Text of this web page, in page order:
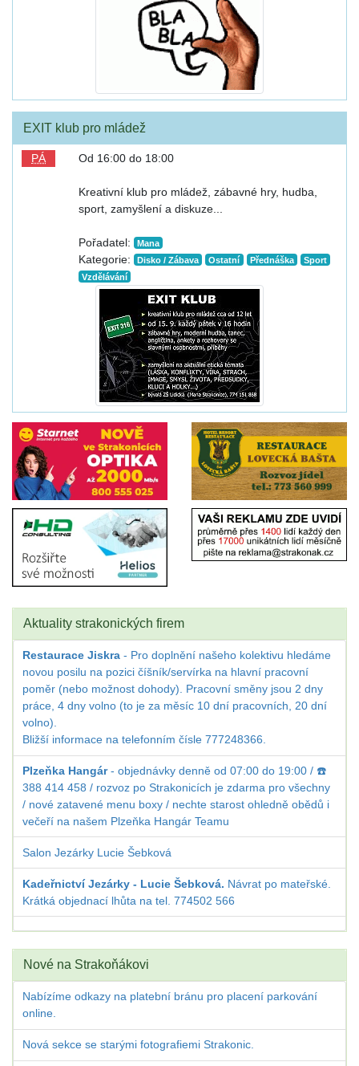
EXIT klub pro mládež
PÁ Od 16:00 do 18:00
Kreativní klub pro mládež, zábavné hry, hudba,
sport, zamyšlení a diskuze...
Pořadatel: Mana
Kategorie: Disko / Zábava Ostatní Přednáška
Sport
Vzdělávání
Aktuality strakonických firem
Restaurace Jiskra - Pro doplnění našeho kolektivu hledáme
novou posilu na pozici číšník/servírka na hlavní pracovní
poměr (nebo možnost dohody). Pracovní směny jsou 2 dny
práce, 4 dny volno (to je za měsíc 10 dní pracovních, 20 dní
volno).
Bližší informace na telefonním čísle 777248366.
Plzeňka Hangár- objednávky denně od 07:00 do 19:00 / ☎️
388 414 458 / rozvoz po Strakonicích je zdarma pro všechny
/ nové zatavené menu boxy / nechte starost ohledně obědů i
večeří na našem Plzeňka Hangár Teamu
Salon Jezárky Lucie Šebková
Kadeřnictví Jezárky - Lucie Šebková. Návrat po mateřské.
Krátká objednací lhůta na tel. 774502 566
Nové na Strakoňákovi
Nabízíme odkazy na platební bránu pro placení parkování
online.
Nová sekce se starými fotografiemi Strakonic.